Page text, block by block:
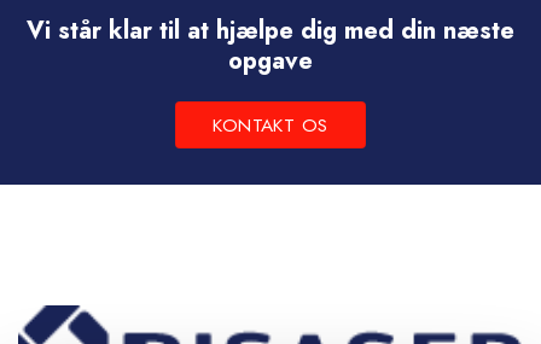
Vi står klar til at hjælpe dig med din næste
opgave
KONTAKT OS